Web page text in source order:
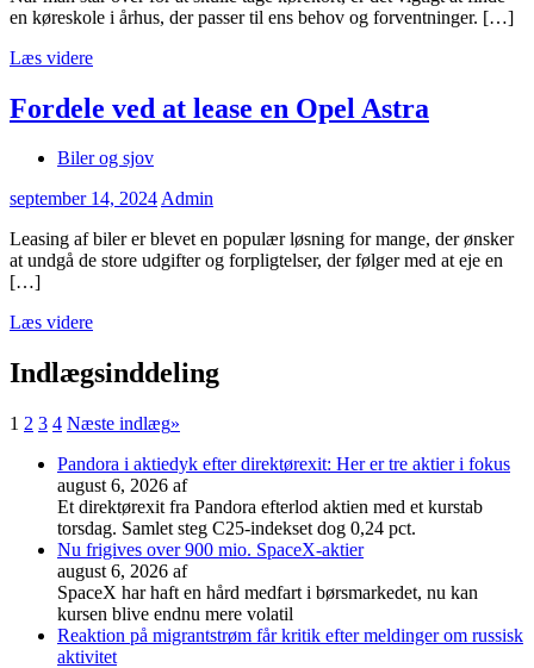
en køreskole i århus, der passer til ens behov og forventninger. […]
Læs videre
Fordele ved at lease en Opel Astra
Biler og sjov
september 14, 2024Admin
Leasing af biler er blevet en populær løsning for mange, der ønsker
at undgå de store udgifter og forpligtelser, der følger med at eje en
[…]
Læs videre
Indlægsinddeling
1 2 3 4 Næste indlæg»
Pandora i aktiedyk efter direktørexit: Her er tre aktier i fokus
august 6, 2026 af
Et direktørexit fra Pandora efterlod aktien med et kurstab
torsdag. Samlet steg C25-indekset dog 0,24 pct.
Nu frigives over 900 mio. SpaceX-aktier
august 6, 2026 af
SpaceX har haft en hård medfart i børsmarkedet, nu kan
kursen blive endnu mere volatil
Reaktion på migrantstrøm får kritik efter meldinger om russisk
aktivitet